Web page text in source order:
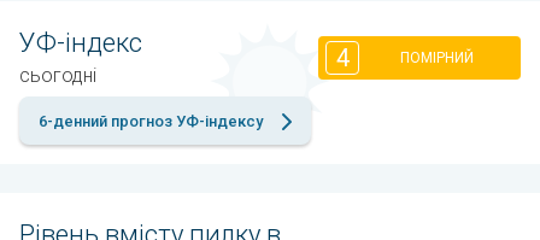
УФ-індекс
сьогодні
4 ПОМІРНИЙ
6-денний прогноз УФ-індексу